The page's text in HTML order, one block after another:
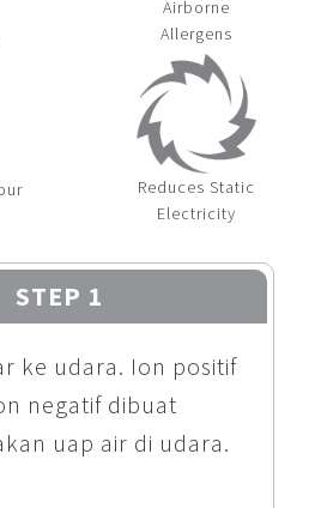
Airborne
Allergens
Reduces Static
Electricity
STEP 1
ke udara. Ion positif
negatif dibuat
uap air di udara.